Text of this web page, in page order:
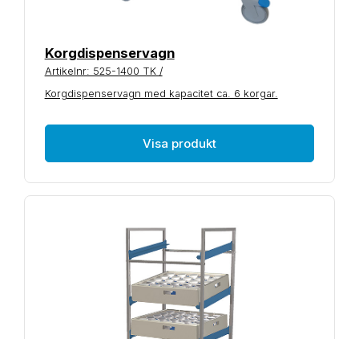
Korgdispenservagn
Artikelnr: 525-1400 TK /
Korgdispenservagn med kapacitet ca. 6 korgar.
Visa produkt